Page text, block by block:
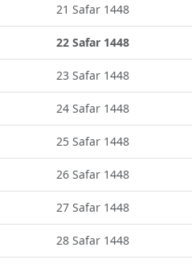
21 Safar 1448
22 Safar 1448
23 Safar 1448
24 Safar 1448
25 Safar 1448
26 Safar 1448
27 Safar 1448
28 Safar 1448